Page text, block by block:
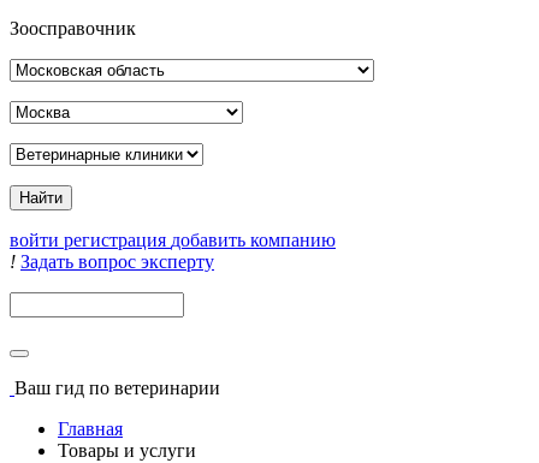
Зоосправочник
войти регистрация добавить компанию
! Задать вопрос эксперту
Ваш гид по ветеринарии
Главная
Товары и услуги